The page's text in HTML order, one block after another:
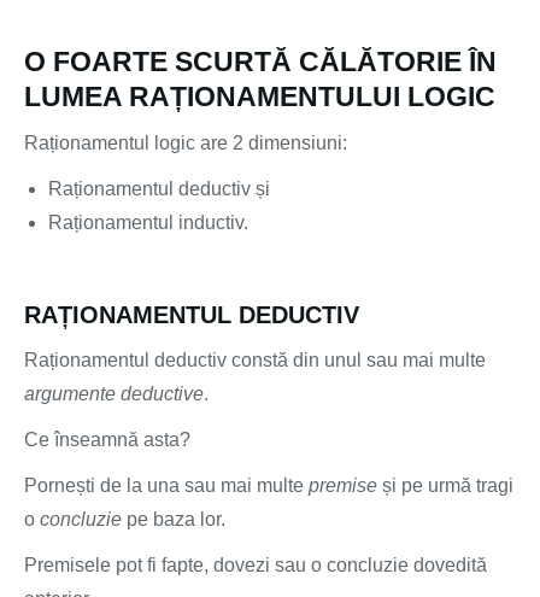
O FOARTE SCURTĂ CĂLĂTORIE ÎN
LUMEA RAȚIONAMENTULUI LOGIC
Raționamentul logic are 2 dimensiuni:
Raționamentul deductiv și
Raționamentul inductiv.
RAȚIONAMENTUL DEDUCTIV
Raționamentul deductiv constă din unul sau mai multe
argumente deductive.
Ce înseamnă asta?
Pornești de la una sau mai multe premise și pe urmă tragi
o concluzie pe baza lor.
Premisele pot fi fapte, dovezi sau o concluzie dovedită